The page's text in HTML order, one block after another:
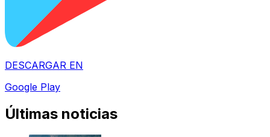
DESCARGAR EN
Google Play
Últimas noticias